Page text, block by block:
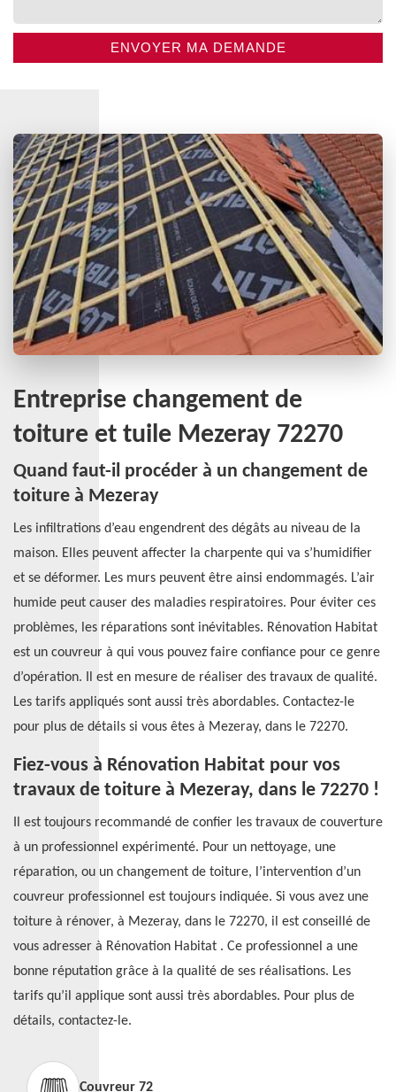
Entreprise changement de
toiture et tuile Mezeray 72270
Quand faut-il procéder à un changement de
toiture à Mezeray
Les infiltrations d’eau engendrent des dégâts au niveau de la
maison. Elles peuvent affecter la charpente qui va s’humidifier
et se déformer. Les murs peuvent être ainsi endommagés. L’air
humide peut causer des maladies respiratoires. Pour éviter ces
problèmes, les réparations sont inévitables. Rénovation Habitat
est un couvreur à qui vous pouvez faire confiance pour ce genre
d’opération. Il est en mesure de réaliser des travaux de qualité.
Les tarifs appliqués sont aussi très abordables. Contactez-le
pour plus de détails si vous êtes à Mezeray, dans le 72270.
Fiez-vous à Rénovation Habitat pour vos
travaux de toiture à Mezeray, dans le 72270 !
Il est toujours recommandé de confier les travaux de couverture
à un professionnel expérimenté. Pour un nettoyage, une
réparation, ou un changement de toiture, l’intervention d’un
couvreur professionnel est toujours indiquée. Si vous avez une
toiture à rénover, à Mezeray, dans le 72270, il est conseillé de
vous adresser à Rénovation Habitat . Ce professionnel a une
bonne réputation grâce à la qualité de ses réalisations. Les
tarifs qu’il applique sont aussi très abordables. Pour plus de
détails, contactez-le.
Couvreur 72